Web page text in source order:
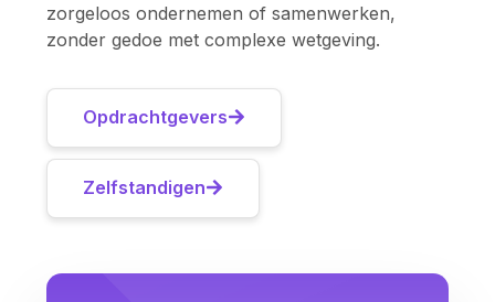
zorgeloos ondernemen of samenwerken,
zonder gedoe met complexe wetgeving.
Opdrachtgevers
Zelfstandigen